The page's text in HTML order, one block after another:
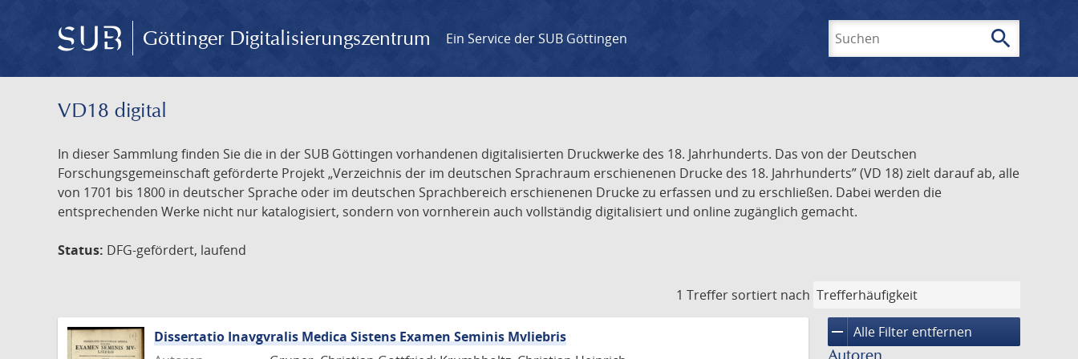
Göttinger Digitalisierungszentrum Ein Service der SUB Göttingen search
VD18 digital
In dieser Sammlung finden Sie die in der SUB Göttingen vorhandenen digitalisierten Druckwerke des 18. Jahrhunderts. Das von der Deutschen
Forschungsgemeinschaft geförderte Projekt „Verzeichnis der im deutschen Sprachraum erschienenen Drucke des 18. Jahrhunderts” (VD 18) zielt darauf ab, alle
von 1701 bis 1800 in deutscher Sprache oder im deutschen Sprachbereich erschienenen Drucke zu erfassen und zu erschließen. Dabei werden die
entsprechenden Werke nicht nur katalogisiert, sondern von vornherein auch vollständig digitalisiert und online zugänglich gemacht.
Status: DFG-gefördert, laufend
1 Treffer sortiert nach
remove Alle Filter entfernen
Dissertatio Inavgvralis Medica Sistens Examen Seminis Mvliebris